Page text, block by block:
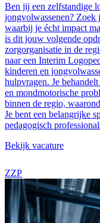
Ben jij een zelfstandige
jongvolwassenen? Zoek
waarbij je écht impact
is dit jouw volgende
zorgorganisatie in de
naar een Interim
kinderen en
hulpvragen. Je
en mondmotorische
binnen de regio,
Je bent een belangrijke
pedagogisch
Bekijk vacature
ZZP